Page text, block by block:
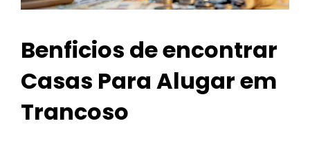
Benficios de encontrar
Casas Para Alugar em
Trancoso